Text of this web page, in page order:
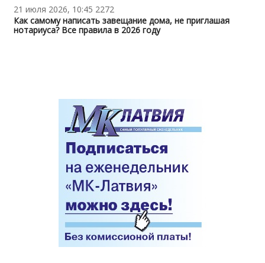
21 июля 2026, 10:45 2272
Как самому написать завещание дома, не приглашая
нотариуса? Все правила в 2026 году